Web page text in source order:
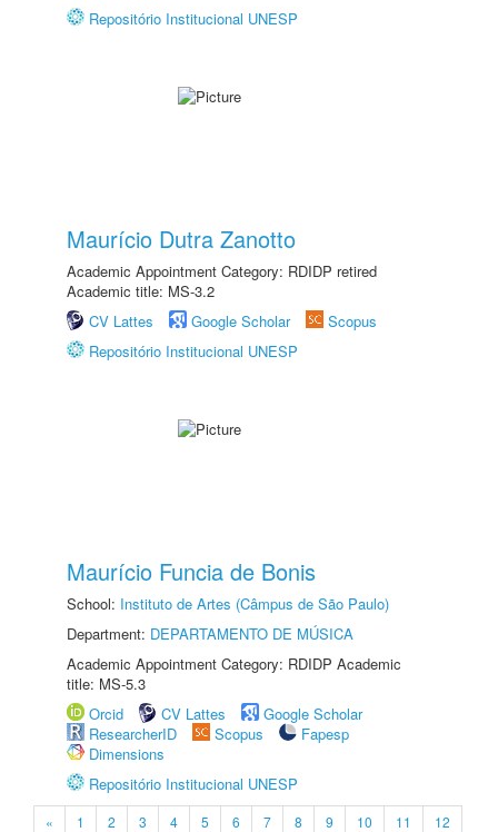
Repositório Institucional UNESP
Maurício Dutra Zanotto
Academic Appointment Category: RDIDP retired
Academic title: MS-3.2
CV Lattes
Google Scholar
Scopus
Repositório Institucional UNESP
Maurício Funcia de Bonis
School: Instituto de Artes (Câmpus de São Paulo)
Department: DEPARTAMENTO DE MÚSICA
Academic Appointment Category: RDIDP Academic
title: MS-5.3
Orcid
CV Lattes
Google Scholar
ResearcherID
Scopus
Fapesp
Dimensions
Repositório Institucional UNESP
« 1 2 3 4 5 6 7 8 9 10 11
12